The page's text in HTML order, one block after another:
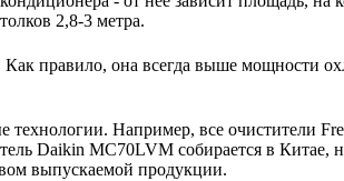
2,8-3 метра.
правило, она всегда выше мощности
технологии. Например, все
Daikin MC70LVM собирается в Китае,
выпускаемой продукции.